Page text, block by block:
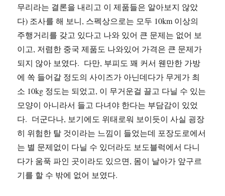
무리라는 결론을 내리고 이 제품들은 알아보지 않았
다) 조사를 해 보니, 스펙상으로는 모두 10km 이상의
주행거리를 갖고 있다고 나와 있어 큰 문제는 없어 보
이고, 저렴한 중국 제품도 나와있어 가격은 큰 문제가
되지 않아 보였다. 다만, 부피도 꽤 커서 웬만한 가방
에 쏙 들어갈 정도의 사이즈가 아닌데다가 무게가 최
소 10kg 정도는 되었고, 이 무거운걸 끌고 다닐 수 있는
모양이 아니라서 들고 다녀야 한다는 부담감이 있었
다. 더군다나, 보기에도 위태로워 보이듯이 사실 굉장
히 위험한 탈 것이라는 느낌이 들었는데 포장도로에서
는 별 문제없이 다닐 수 있더라도 보도블럭에서 다니
다가 움푹 파인 곳이라도 있으면, 몸이 날아가 앞구르
기를 할 수 밖에 없어 보였다.